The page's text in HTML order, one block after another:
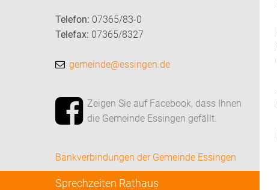
Telefon: 07365/83-0
Telefax: 07365/8327
gemeinde@essingen.de
Zeigen Sie auf Facebook, dass Ihnen
die Gemeinde Essingen gefällt.
Bankverbindungen der Gemeinde Essingen
Sprechzeiten Rathaus